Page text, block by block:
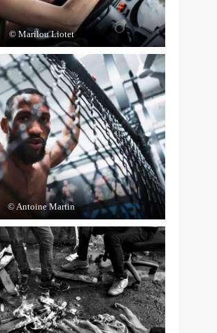
© Marilou Liotet
© Antoine Martin